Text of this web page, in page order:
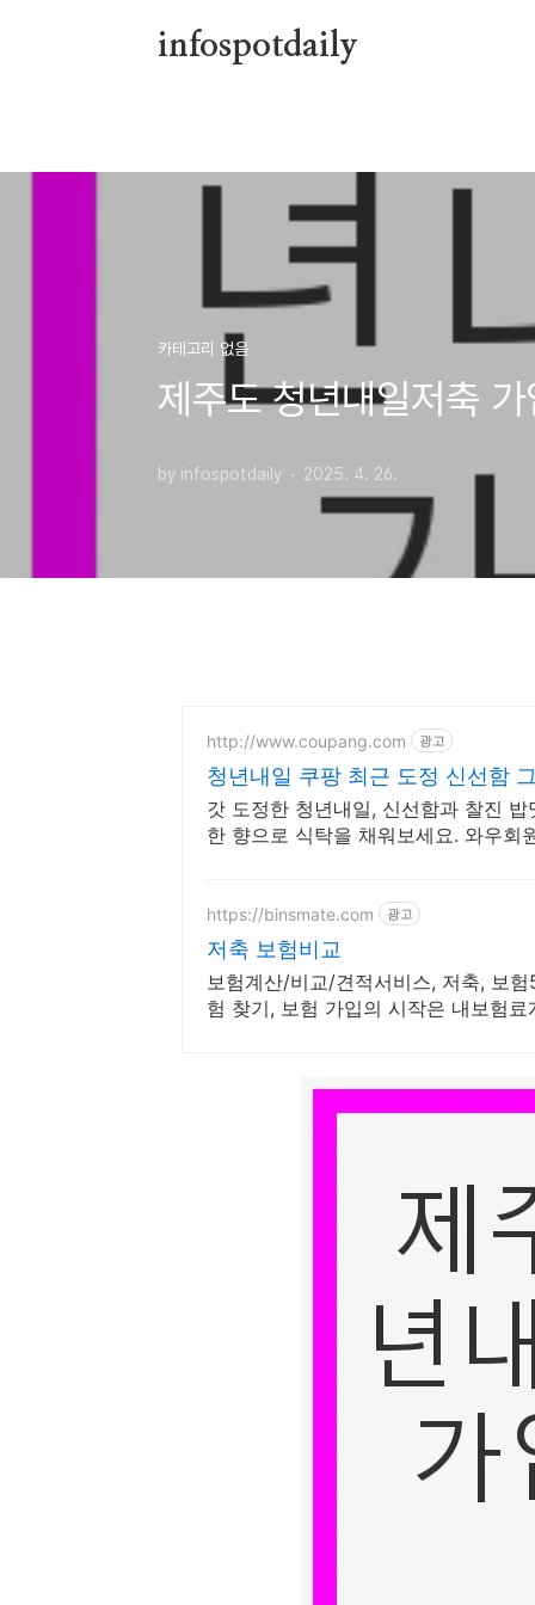
infospotdaily
카테고리 없음
제주도 청년내일저축
by infospotdaily 2025. 4. 26.
http://www.coupang.com 광고
청년내일 쿠팡 최근 도정 신선함
갓 도정한 청년내일, 신선함과 찰진
한 향으로 식탁을 채워보세요. 와우회
https://binsmate.com 광고
저축 보험비교
보험계산/비교/견적서비스, 저축, 보
험 찾기, 보험 가입의 시작은 내보험료